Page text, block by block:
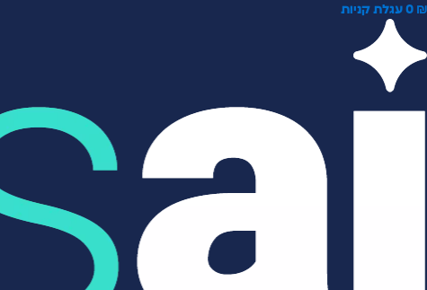
₪
0 עגלת קניות